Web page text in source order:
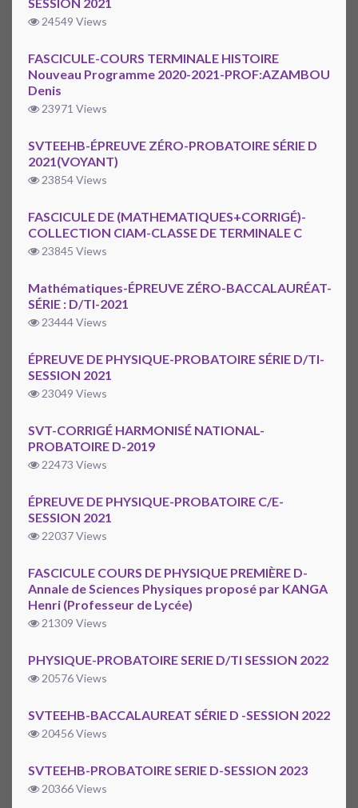
SESSION 2021
24549 Views
FASCICULE-COURS TERMINALE HISTOIRE
Nouveau Programme 2020-2021-PROF:AZAMBOU
Denis
23971 Views
SVTEEHB-ÉPREUVE ZÉRO-PROBATOIRE SÉRIE D
2021(VOYANT)
23854 Views
FASCICULE DE (MATHEMATIQUES+CORRIGÉ)-
COLLECTION CIAM-CLASSE DE TERMINALE C
23845 Views
Mathématiques-ÉPREUVE ZÉRO-BACCALAURÉAT-
SÉRIE : D/TI-2021
23444 Views
ÉPREUVE DE PHYSIQUE-PROBATOIRE SÉRIE D/TI-
SESSION 2021
23049 Views
SVT-CORRIGÉ HARMONISÉ NATIONAL-
PROBATOIRE D-2019
22473 Views
ÉPREUVE DE PHYSIQUE-PROBATOIRE C/E-
SESSION 2021
22037 Views
FASCICULE COURS DE PHYSIQUE PREMIÈRE D-
Annale de Sciences Physiques proposé par KANGA
Henri (Professeur de Lycée)
21309 Views
PHYSIQUE-PROBATOIRE SERIE D/TI SESSION 2022
20576 Views
SVTEEHB-BACCALAUREAT SÉRIE D -SESSION 2022
20456 Views
SVTEEHB-PROBATOIRE SERIE D-SESSION 2023
20366 Views